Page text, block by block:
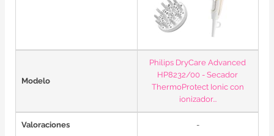
Modelo
Philips DryCare Advanced
HP8232/00 - Secador
ThermoProtect Ionic con
ionizador...
Valoraciones -